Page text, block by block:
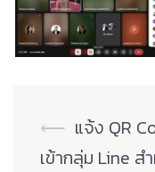
Post
⟵ แจ้ง QR
เข้ากลุ่ม Line ส